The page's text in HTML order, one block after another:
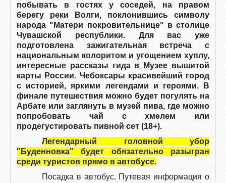
побывать в гостях у соседей, на правом
берегу реки Волги, поклонившись символу
народа "Матери покровительнице" в столице
Чувашской республики. Для вас уже
подготовлена зажигательная встреча с
национальным колоритом и угощением хуплу,
интересные рассказы гида в Музее вышитой
карты России. Чебоксары красивейший город
с историей, яркими легендами и героями. В
финале путешествия можно будет погулять на
Арбате или заглянуть в музей пива, где можно
попробовать чай с хмелем или
продегустировать пивной сет (18+).
Легендарный головной убор
"Буденновка" будет обязательно разыгран
среди туристов прямо в автобусе.
Посадка в автобус. Путевая информация о